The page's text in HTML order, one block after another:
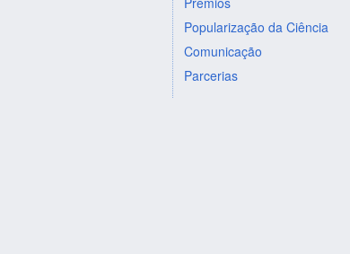
Popularização da Ciência
Comunicação
Parcerias